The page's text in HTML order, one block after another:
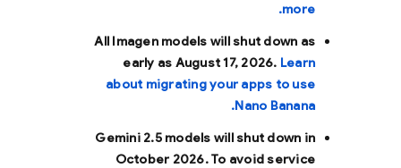
more.
All Imagen models will shut down as
early as August 17, 2026. Learn
about migrating your apps to use
Nano Banana.
Gemini 2.5 models will shut down in
October 2026. To avoid service